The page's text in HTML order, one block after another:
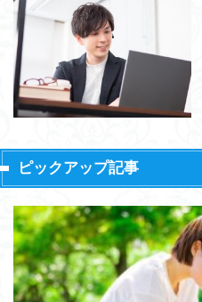
ピックアップ記事